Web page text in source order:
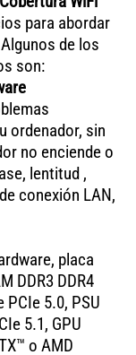
para abordar
de los
son:
ordenador, sin
no enciende o
lentitud ,
conexión LAN,
placa
DDR3 DDR4
PCIe 5.0, PSU
5.1, GPU
o AMD